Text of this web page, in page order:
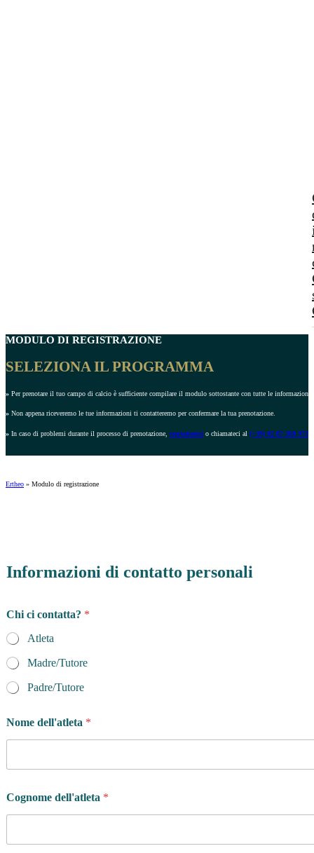
MODULO DI REGISTRAZIONE
SELEZIONA IL PROGRAMMA
» Per prenotare il tuo campo di calcio è sufficiente compilare il modulo sottostante con tutte le informazioni
» Non appena riceveremo le tue informazioni ti contatteremo per confermare la tua prenotazione.
» In caso di problemi durante il processo di prenotazione, contattateci o chiamateci al (+39) 02 87 368 972
Ertheo » Modulo di registrazione
Informazioni di contatto personali
Chi ci contatta? *
Atleta
Madre/Tutore
Padre/Tutore
Nome dell'atleta *
Cognome dell'atleta *